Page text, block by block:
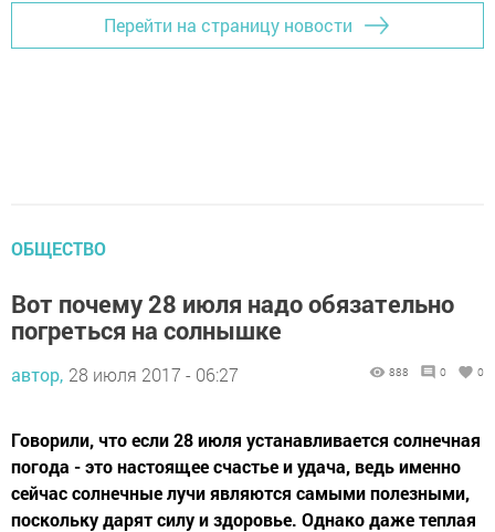
Перейти на страницу новости
ОБЩЕСТВО
Вот почему 28 июля надо обязательно
погреться на солнышке
автор, 28 июля 2017 - 06:27 888 0 0
Говорили, что если 28 июля устанавливается солнечная
погода - это настоящее счастье и удача, ведь именно
сейчас солнечные лучи являются самыми полезными,
поскольку дарят силу и здоровье. Однако даже теплая